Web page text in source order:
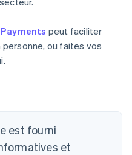
peut faciliter
ou faites vos
est fourni
et